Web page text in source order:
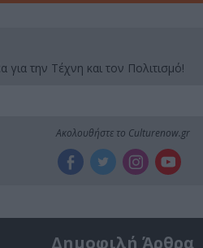
την Τέχνη και τον Πολιτισμό!
Ακολουθήστε το Culturenow.gr
Δημοφιλή Άρθρα